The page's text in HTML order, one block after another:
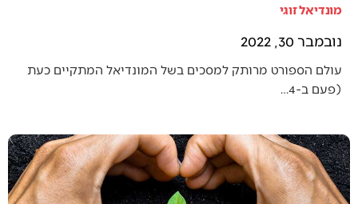
מונדיאל זוגי
נובמבר 30, 2022
עולם הספורט מרותק למסכים בשל המונדיאל המתקיים כעת
(פעם ב-4…